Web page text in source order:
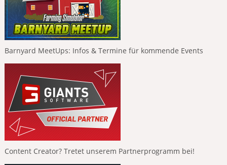
Barnyard MeetUps: Infos & Termine für kommende Events
Content Creator? Tretet unserem Partnerprogramm bei!